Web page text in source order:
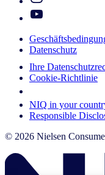
Datenschutz
Ihre
Cookie-Richtlinie
NIQ in your
Responsible
© 2026 Nielsen